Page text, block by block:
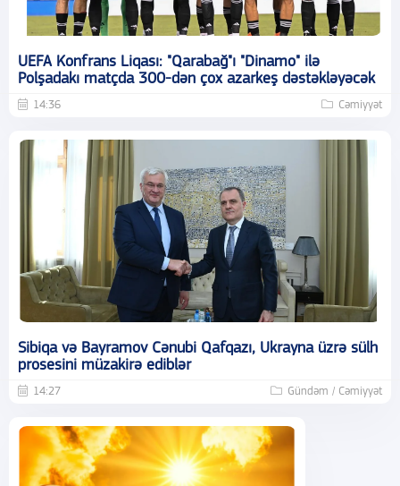
UEFA Konfrans Liqası: "Qarabağ"ı "Dinamo" ilə
Polşadakı matçda 300-dən çox azarkeş dəstəkləyəcək
14:36 Cəmiyyət
Sibiqa və Bayramov Cənubi Qafqazı, Ukrayna üzrə sülh
prosesini müzakirə ediblər
14:27 Gündəm / Cəmiyyət